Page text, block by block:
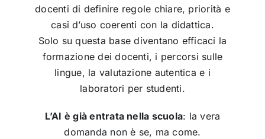
docenti di definire regole chiare, priorità e
casi d’uso coerenti con la didattica.
Solo su questa base diventano efficaci la
formazione dei docenti, i percorsi sulle
lingue, la valutazione autentica e i
laboratori per studenti.
L’AI è già entrata nella scuola: la vera
domanda non è se, ma come.